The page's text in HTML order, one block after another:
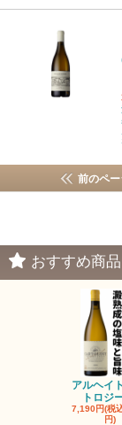
前のペ
おすすめ商品
アルヘイ
トロジ
7,190円(税
円)